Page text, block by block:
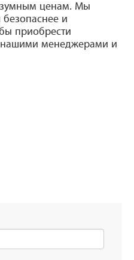
ценам. Мы
и
приобрести
нашими менеджерами и